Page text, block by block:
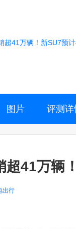
超41万辆！新SU7预
图片 评测详
超41万辆
出行